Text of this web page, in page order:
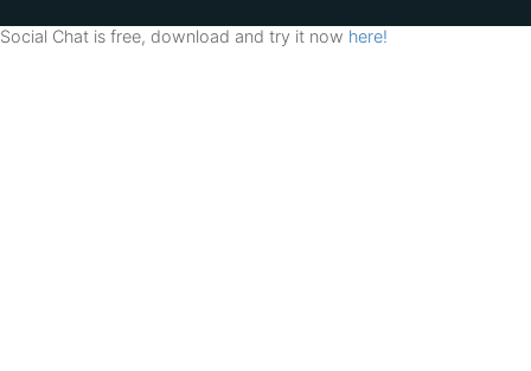
Social Chat is free, download and try it now here!